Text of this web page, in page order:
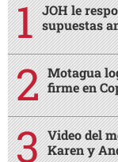
JOH le
supuestas
Motagua
firme en
Video del
Karen y